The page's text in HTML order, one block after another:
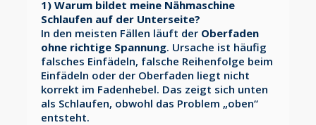
1) Warum bildet meine Nähmaschine
Schlaufen auf der Unterseite?
In den meisten Fällen läuft der Oberfaden
ohne richtige Spannung. Ursache ist häufig
falsches Einfädeln, falsche Reihenfolge beim
Einfädeln oder der Oberfaden liegt nicht
korrekt im Fadenhebel. Das zeigt sich unten
als Schlaufen, obwohl das Problem „oben“
entsteht.